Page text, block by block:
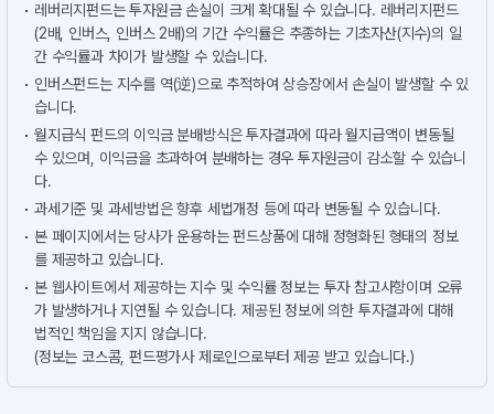
레버리지펀드는 투자원금 손실이 크게 확대될 수 있습니다. 레버리지펀드
(2배, 인버스, 인버스 2배)의 기간 수익률은 추종하는 기초자산(지수)의 일
간 수익률과 차이가 발생할 수 있습니다.
인버스펀드는 지수를 역(逆)으로 추적하여 상승장에서 손실이 발생할 수 있
습니다.
월지급식 펀드의 이익금 분배방식은 투자결과에 따라 월지급액이 변동될
수 있으며, 이익금을 초과하여 분배하는 경우 투자원금이 감소할 수 있습니
다.
과세기준 및 과세방법은 향후 세법개정 등에 따라 변동될 수 있습니다.
본 페이지에서는 당사가 운용하는 펀드상품에 대해 정형화된 형태의 정보
를 제공하고 있습니다.
본 웹사이트에서 제공하는 지수 및 수익률 정보는 투자 참고사항이며 오류
가 발생하거나 지연될 수 있습니다. 제공된 정보에 의한 투자결과에 대해
법적인 책임을 지지 않습니다.
(정보는 코스콤, 펀드평가사 제로인으로부터 제공 받고 있습니다.)